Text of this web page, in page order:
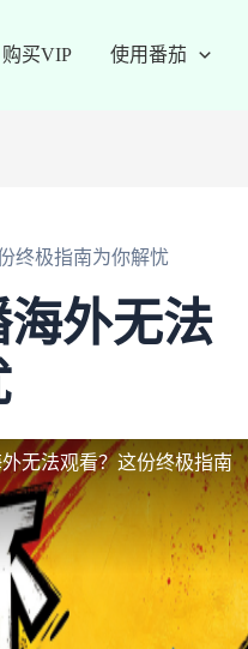
购买VIP 使用番茄
终极指南为你解忧
外无法
无法观看？这份终极指南